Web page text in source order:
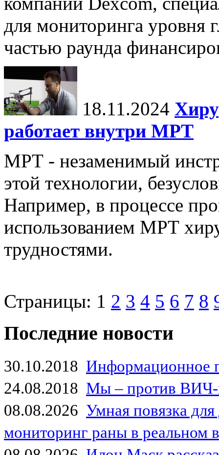
для мониторинга уровня
частью раунда
18.11.2024
работает внутри МРТ
МРТ - незаменимый
этой технологии,
Например, в процессе
использованием МРТ
трудностями.
Страницы: 1 2 3 4 5 6 7 8
Последние новости
30.10.2018 Информационное
24.08.2018 Мы – против
08.08.2026 Умная повязка
мониторинг раны в реальном